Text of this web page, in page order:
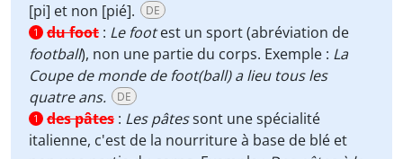
[pi] et non [pié].
DE
1 du foot : Le footest un sport (abréviation de
football), non une partie du corps. Exemple : La
Coupe de monde de foot(ball) a lieu tous les
quatre ans.
DE
1 des pâtes : Les pâtessont une spécialité
italienne, c'est de la nourriture à base de blé et